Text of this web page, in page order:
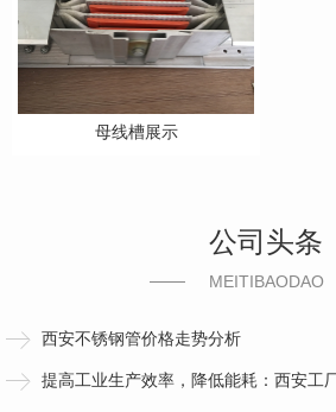
母线槽展示
公司头条
MEITIBAODAO
西安不锈钢管价格走势分析